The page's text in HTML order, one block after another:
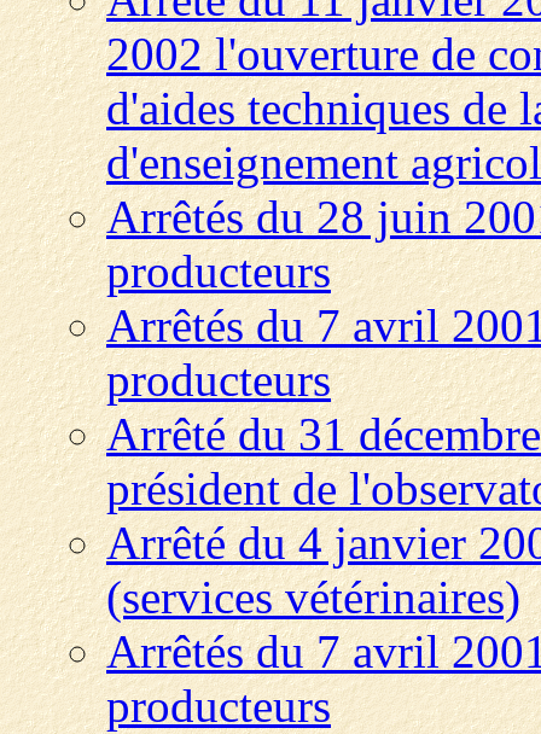
2002 l'ouverture de
d'aides techniques de
d'enseignement
Arrêtés du 28 juin
producteurs
Arrêtés du 7 avril
producteurs
Arrêté du 31
président de
Arrêté du 4 janvier
(services vétérinaires)
Arrêtés du 7 avril
producteurs